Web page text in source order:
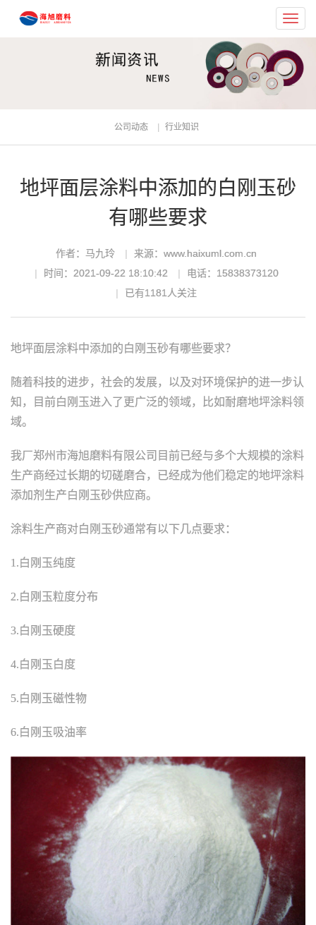
公司动态 行业知识
地坪面层涂料中添加的白刚玉砂
有哪些要求
作者：马九玲
来源：www.haixuml.com.cn
时间：2021-09-22 18:10:42
电话：15838373120
已有1181人关注
地坪面层涂料中添加的白刚玉砂有哪些要求？
随着科技的进步，社会的发展，以及对环境保护的进一步认
知，目前白刚玉进入了更广泛的领域，比如耐磨地坪涂料领
域。
我厂郑州市海旭磨料有限公司目前已经与多个大规模的涂料
生产商经过长期的切磋磨合，已经成为他们稳定的地坪涂料
添加剂生产白刚玉砂供应商。
涂料生产商对白刚玉砂通常有以下几点要求：
1.白刚玉纯度
2.白刚玉粒度分布
3.白刚玉硬度
4.白刚玉白度
5.白刚玉磁性物
6.白刚玉吸油率